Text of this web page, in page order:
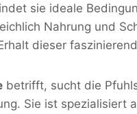
sie ideale
Nahrung und
dieser
betrifft, sucht die
Sie ist spezialisiert